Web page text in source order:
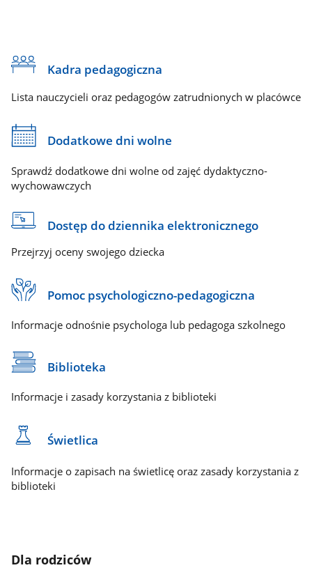
Kadra pedagogiczna
Lista nauczycieli oraz pedagogów zatrudnionych w placówce
Dodatkowe dni wolne
Sprawdź dodatkowe dni wolne od zajęć dydaktyczno-
wychowawczych
Dostęp do dziennika elektronicznego
Przejrzyj oceny swojego dziecka
Pomoc psychologiczno-pedagogiczna
Informacje odnośnie psychologa lub pedagoga szkolnego
Biblioteka
Informacje i zasady korzystania z biblioteki
Świetlica
Informacje o zapisach na świetlicę oraz zasady korzystania z
biblioteki
Dla rodziców